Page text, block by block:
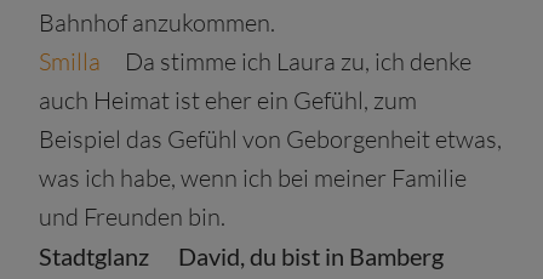
Bahnhof anzukommen.
Smilla Da stimme ich Laura zu, ich denke
auch Heimat ist eher ein Gefühl, zum
Beispiel das Gefühl von Geborgenheit etwas,
was ich habe, wenn ich bei meiner Familie
und Freunden bin.
Stadtglanz
David, du bist in Bamberg